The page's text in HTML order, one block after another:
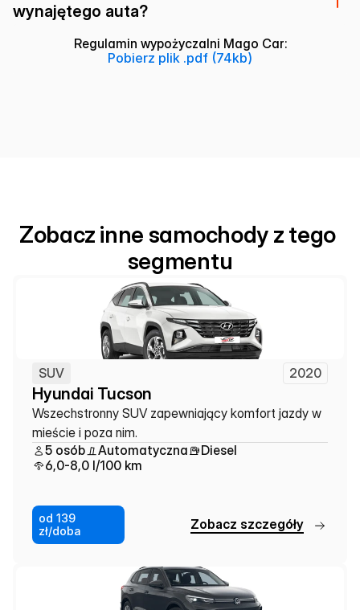
wynajętego auta?
Regulamin wypożyczalni Mago Car:
Pobierz plik .pdf (74kb)
Zobacz inne samochody z tego
segmentu
SUV 2020
Hyundai Tucson
Wszechstronny SUV zapewniający komfort jazdy w
mieście i poza nim.
5 osób
Automatyczna
Diesel
6,0-8,0 l/100 km
od 139
zł/doba
Zobacz szczegóły